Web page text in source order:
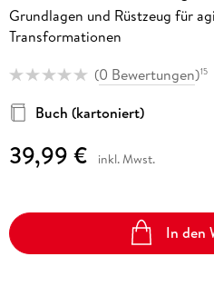
Grundlagen und Rüstzeug für
Transformationen
(0 Bewertungen)15
Buch (kartoniert)
39,99 € inkl. Mwst.
In den